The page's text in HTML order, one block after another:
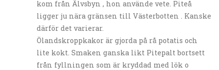
kom från Älvsbyn , hon använde vete. Piteå
ligger ju nära gränsen till Västerbotten . Kanske
därför det varierar.
Ölandskroppkakor är gjorda på rå potatis och
lite kokt. Smaken ganska likt Pitepalt bortsett
från fyllningen som är kryddad med lök o